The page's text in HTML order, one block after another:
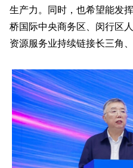
生产力。同时，也希望能发
桥国际中央商务区、闵行区
资源服务业持续链接长三角、